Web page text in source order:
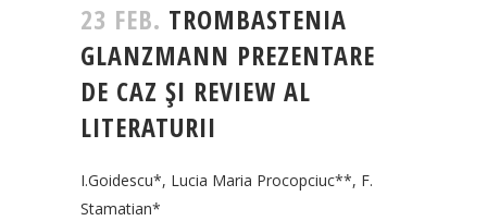
23 FEB. TROMBASTENIA
GLANZMANN PREZENTARE
DE CAZ ŞI REVIEW AL
LITERATURII
I.Goidescu*, Lucia Maria Procopciuc**, F.
Stamatian*
hemorrhage,